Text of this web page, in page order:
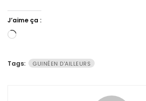
J’aime ça :
Chargement…
Tags: GUINÉEN D'AILLEURS